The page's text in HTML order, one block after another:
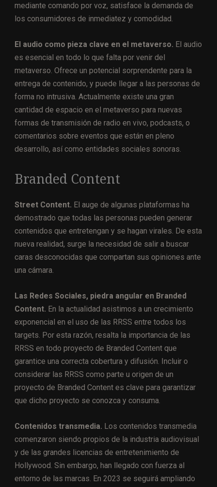
mediante comando por voz, satisface la demanda de
los consumidores de inmediatez y comodidad.
El audio como pieza clave en el metaverso. El audio
es esencial en todo lo que falta por venir del
metaverso. Ofrece un potencial sorprendente para la
entrega de contenido, y puede llegar a las personas de
forma no intrusiva. Actualmente existe una gran
cantidad de espacio en el metaverso para nuevas
formas de transmisión de radio en vivo, podcasts, o
comentarios sobre eventos que están en pleno
desarrollo, así como entidades sociales sonoras.
Branded Content
Street Content. El auge de algunas plataformas ha
demostrado que todas las personas pueden generar
contenidos que entretengan y se hagan virales. De esta
nueva realidad, surge la necesidad de salir a buscar
caras desconocidas que compartan sus opiniones ante
una cámara.
Las Redes Sociales, piedra angular en Branded
Content. En la actualidad asistimos a un crecimiento
exponencial en el uso de las RRSS entre todos los
targets. Por esta razón, resalta la importancia de las
RRSS en todo proyecto de Branded Content que
garantice una correcta cobertura y difusión. Incluir o
considerar las RRSS como parte u origen de un
proyecto de Branded Content es clave para garantizar
que dicho proyecto se conozca y consuma.
Contenidos transmedia. Los contenidos transmedia
comenzaron siendo propios de la industria audiovisual
y de las grandes licencias de entretenimiento de
Hollywood. Sin embargo, han llegado con fuerza al
entorno de las marcas. En 2023 se seguirá ampliando